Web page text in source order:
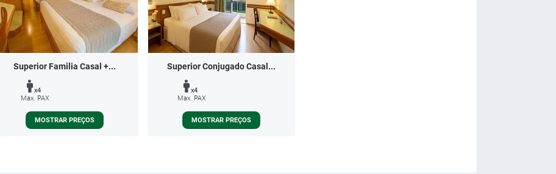
Superior Familia Casal +...
x4
Max. PAX
MOSTRAR PREÇOS
Superior Conjugado Casal...
x4
Max. PAX
MOSTRAR PREÇOS